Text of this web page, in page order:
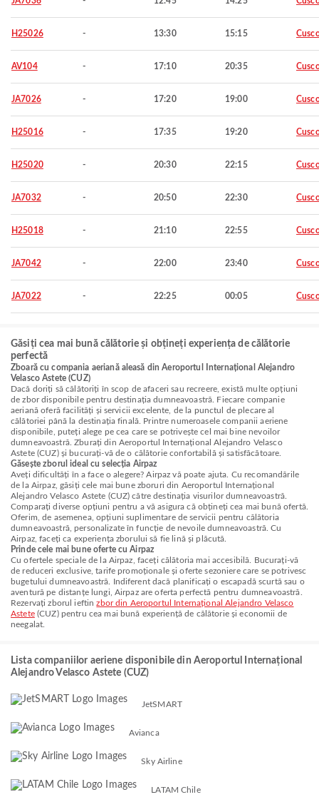
H25026 - 13:30 15:15
AV104 - 17:10 20:35
JA7026 - 17:20 19:00
H25016 - 17:35 19:20
H25020 - 20:30 22:15
JA7032 - 20:50 22:30
H25018 - 21:10 22:55
JA7042 - 22:00 23:40
JA7022 - 22:25 00:05
Găsiți cea mai bună călătorie și obțineți experiența de călătorie
perfectă
Zboară cu compania aeriană aleasă din Aeroportul Internațional Alejandro
Velasco Astete (CUZ)
Dacă doriți să călătoriți în scop de afaceri sau recreere, există multe opțiuni
de zbor disponibile pentru destinația dumneavoastră. Fiecare companie
aeriană oferă facilități și servicii excelente, de la punctul de plecare al
călătoriei până la destinația finală. Printre numeroasele companii aeriene
disponibile, puteți alege pe cea care se potrivește cel mai bine nevoilor
dumneavoastră. Zburați din Aeroportul Internațional Alejandro Velasco
Astete (CUZ) și bucurați-vă de o călătorie confortabilă și satisfăcătoare.
Găsește zborul ideal cu selecția Airpaz
Aveți dificultăți în a face o alegere? Airpaz vă poate ajuta. Cu recomandările
de la Airpaz, găsiți cele mai bune zboruri din Aeroportul Internațional
Alejandro Velasco Astete (CUZ) către destinația visurilor dumneavoastră.
Comparați diverse opțiuni pentru a vă asigura că obțineți cea mai bună ofertă.
Oferim, de asemenea, opțiuni suplimentare de servicii pentru călătoria
dumneavoastră, personalizate în funcție de nevoile dumneavoastră. Cu
Airpaz, faceți ca experiența zborului să fie lină și plăcută.
Prinde cele mai bune oferte cu Airpaz
Cu ofertele speciale de la Airpaz, faceți călătoria mai accesibilă. Bucurați-vă
de reduceri exclusive, tarife promoționale și oferte sezoniere care se potrivesc
bugetului dumneavoastră. Indiferent dacă planificați o escapadă scurtă sau o
aventură pe distanțe lungi, Airpaz are oferta perfectă pentru dumneavoastră.
Rezervați zborul ieftinzbor din Aeroportul Internațional Alejandro Velasco
Astete(CUZ) pentru cea mai bună experiență de călătorie și economii de
neegalat.
Lista companiilor aeriene disponibile din Aeroportul Internațional
Alejandro Velasco Astete (CUZ)
JetSMART
Avianca
Sky Airline
LATAM Chile